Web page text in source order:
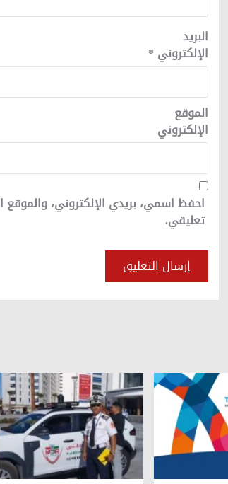
البريد
الإلكتروني *
الموقع
الإلكتروني
احفظ اسمي، بريدي الإلكتروني،
تعليقي.